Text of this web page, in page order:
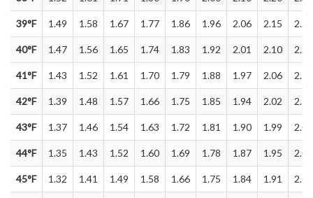
39°F 1.49 1.58 1.67 1.77 1.86 1.96 2.06 2.15 2.25
40°F 1.47 1.56 1.65 1.74 1.83 1.92 2.01 2.10 2.20
41°F 1.43 1.52 1.61 1.70 1.79 1.88 1.97 2.06 2.16
42°F 1.39 1.48 1.57 1.66 1.75 1.85 1.94 2.02 2.12
43°F 1.37 1.46 1.54 1.63 1.72 1.81 1.90 1.99 2.08
44°F 1.35 1.43 1.52 1.60 1.69 1.78 1.87 1.95 2.04
45°F 1.32 1.41 1.49 1.58 1.66 1.75 1.84 1.91 2.00